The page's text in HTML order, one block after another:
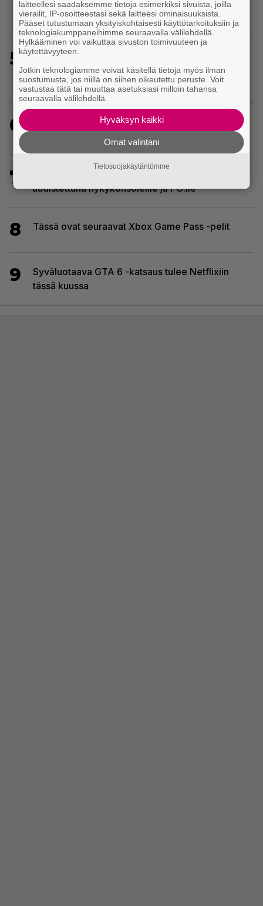
Ghost Recon: Future Soldier sekä merkittävä
Ghost Recon Wildlands -päivitys
5
Baldur’s Gate 3 -kehittäjä julkaisi pelin
vuosipäivän kunniaksi tilastotietoja pelaajien
erikoisista valinnoista
6
EA myytiin Saudi-Arabiaan – yhtiöltä odotetaan
massairtisanomisia
7
uudistettuna nykykonsoleille ja PC:lle
8 Tässä ovat seuraavat Xbox Game Pass -pelit
9
Syväluotaava GTA 6 -katsaus tulee Netflixiin
tässä kuussa
laitteellesi saadaksemme tietoja esimerkiksi sivuista, joilla
vierailit, IP-osoitteestasi sekä laitteesi ominaisuuksista.
Pääset tutustumaan yksityiskohtaisesti käyttötarkoituksiin ja
teknologiakumppaneihimme seuraavalla välilehdellä.
Hylkääminen voi vaikuttaa sivuston toimivuuteen ja
käytettävyyteen.
Jotkin teknologiamme voivat käsitellä tietoja myös ilman
suostumusta, jos niillä on siihen oikeutettu peruste. Voit
vastustaa tätä tai muuttaa asetuksiasi milloin tahansa
seuraavalla välilehdellä.
Hyväksyn kaikki
Omat valintani
Tietosuojakäytäntömme